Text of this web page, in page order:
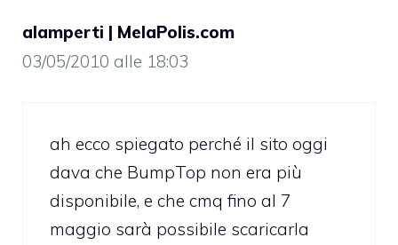
alamperti | MelaPolis.com
03/05/2010 alle 18:03
ah ecco spiegato perché il sito oggi
dava che BumpTop non era più
disponibile, e che cmq fino al 7
maggio sarà possibile scaricarla